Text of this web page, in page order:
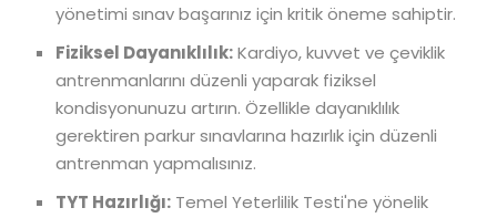
yönetimi sınav başarınız için kritik öneme sahiptir.
Fiziksel Dayanıklılık:Kardiyo, kuvvet ve çeviklik
antrenmanlarını düzenli yaparak fiziksel
kondisyonunuzu artırın. Özellikle dayanıklılık
gerektiren parkur sınavlarına hazırlık için düzenli
antrenman yapmalısınız.
TYT Hazırlığı: Temel Yeterlilik Testi'ne yönelik